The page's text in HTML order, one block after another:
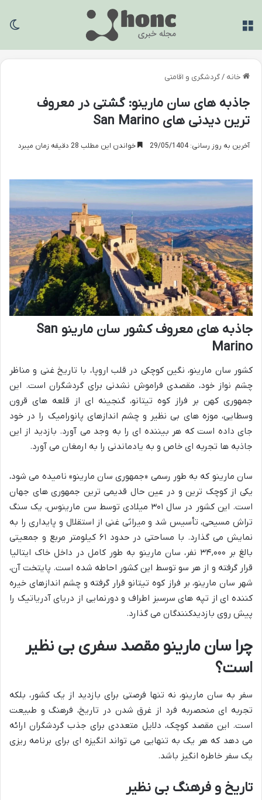
خانه /گردشگری و اقامتی
جاذبه های سان مارینو: گشتی در معروف
ترین دیدنی های San Marino
آخرین به روز رسانی: 29/05/1404 خواندن این مطلب 28 دقیقه زمان میبرد
جاذبه های معروف کشور سان مارینو San
Marino
کشور سان مارینو، نگین کوچکی در قلب اروپا، با تاریخ غنی و مناظر
چشم نواز خود، مقصدی فراموش نشدنی برای گردشگران است. این
جمهوری کهن بر فراز کوه تیتانو، گنجینه ای از قلعه های قرون
وسطایی، موزه های بی نظیر و چشم اندازهای پانورامیک را در خود
جای داده است که هر بیننده ای را به وجد می آورد. بازدید از این
جاذبه ها تجربه ای خاص و به یادماندنی را به ارمغان می آورد.
سان مارینو که به طور رسمی «جمهوری سان مارینو» نامیده می شود،
یکی از کوچک ترین و در عین حال قدیمی ترین جمهوری های جهان
است. این کشور در سال ۳۰۱ میلادی توسط سن مارینوس، یک سنگ
تراش مسیحی، تأسیس شد و میراثی غنی از استقلال و پایداری را به
نمایش می گذارد. با مساحتی در حدود ۶۱ کیلومتر مربع و جمعیتی
بالغ بر ۳۴,۰۰۰ نفر، سان مارینو به طور کامل در داخل خاک ایتالیا
قرار گرفته و از هر سو توسط این کشور احاطه شده است. پایتخت آن،
شهر سان مارینو، بر فراز کوه تیتانو قرار گرفته و چشم اندازهای خیره
کننده ای از تپه های سرسبز اطراف و دورنمایی از دریای آدریاتیک را
پیش روی بازدیدکنندگان می گذارد.
چرا سان مارینو مقصد سفری بی نظیر
است؟
سفر به سان مارینو، نه تنها فرصتی برای بازدید از یک کشور، بلکه
تجربه ای منحصربه فرد از غرق شدن در تاریخ، فرهنگ و طبیعت
است. این مقصد کوچک، دلایل متعددی برای جذب گردشگران ارائه
می دهد که هر یک به تنهایی می تواند انگیزه ای برای برنامه ریزی
یک سفر خاطره انگیز باشد.
تاریخ و فرهنگ بی نظیر